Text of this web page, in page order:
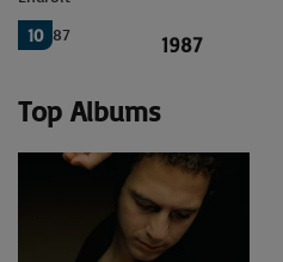
10 1987
Top Albums